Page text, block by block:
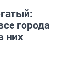
города
них